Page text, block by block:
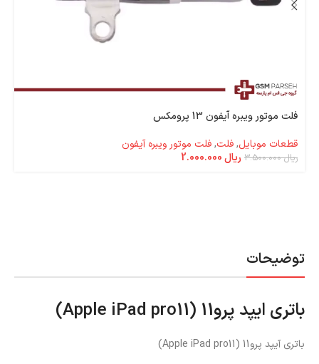
توضیحات
باتری ایپد پرو11 (Apple iPad pro11)
باتری آیپد پرو11 (Apple iPad pro11)
فلت موتور ویبره آیفون 13 پرومکس
قطعات موبایل,فلت,فلت موتور ویبره آیفون
ریال3.500.000 ریال